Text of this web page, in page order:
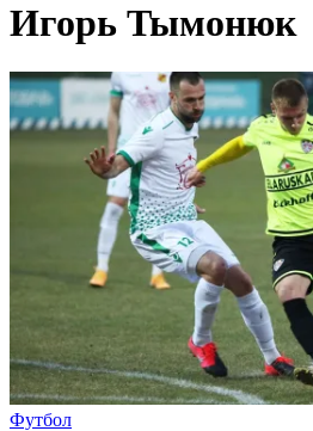
Игорь Тымонюк
Футбол